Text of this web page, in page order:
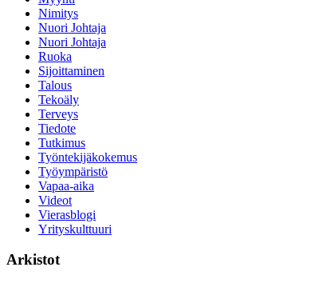
Nimitys
Nuori Johtaja
Nuori Johtaja
Ruoka
Sijoittaminen
Talous
Tekoäly
Terveys
Tiedote
Tutkimus
Työntekijäkokemus
Työympäristö
Vapaa-aika
Videot
Vierasblogi
Yrityskulttuuri
Arkistot